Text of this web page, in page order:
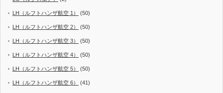
LH（ルフトハンザ航空 1） (50)
LH（ルフトハンザ航空 2） (50)
LH（ルフトハンザ航空 3） (50)
LH（ルフトハンザ航空 4） (50)
LH（ルフトハンザ航空 5） (50)
LH（ルフトハンザ航空 6） (41)